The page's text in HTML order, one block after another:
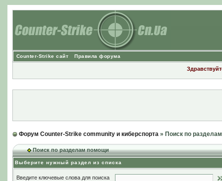
Counter-Strike сайт Правила форума
Форум Counter-Strike community и киберспорта» Поиск по
Поиск по разделам помощи
Выберите нужный раздел из списка
Введите ключевые слова для поиска